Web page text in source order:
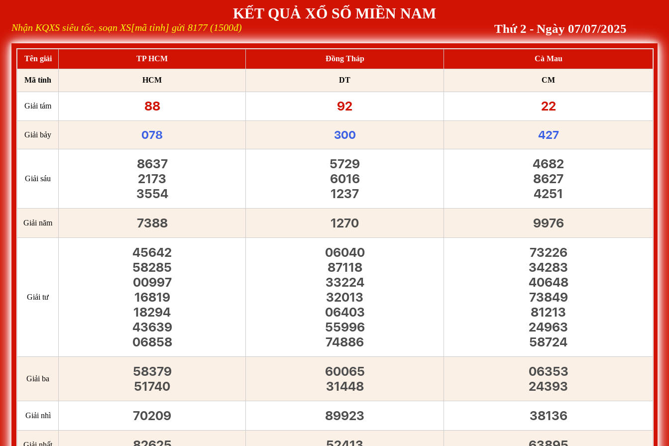
KẾT QUẢ XỔ SỐ MIỀN NAM
Nhận KQXS siêu tốc, soạn XS[mã tỉnh] gửi 8177 (1500đ) Thứ 2 - Ngày 07/07/2025
Tên giải TP HCM Đồng Tháp Cà Mau
Mã tỉnh HCM DT CM
Giải tám 88 92 22
Giải bảy 078 300 427
Giải sáu
8637
2173
3554
5729
6016
1237
4682
8627
4251
Giải năm 7388 1270 9976
Giải tư
45642
58285
00997
16819
18294
43639
06858
06040
87118
33224
32013
06403
55996
74886
73226
34283
40648
73849
81213
24963
58724
Giải ba
58379
51740
60065
31448
06353
24393
Giải nhì 70209 89923 38136